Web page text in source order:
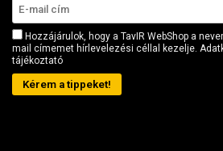
Hozzájárulok, hogy a TavIR WebShop a
mail címemet hírlevelezési céllal kezelje.
tájékoztató
Kérem a tippeket!